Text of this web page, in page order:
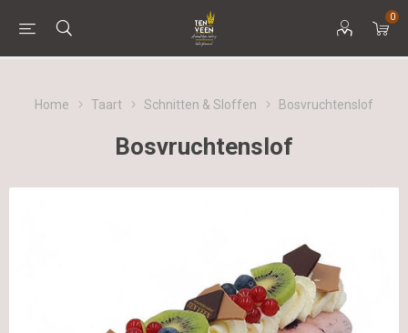
0
Home Taart Schnitten & Sloffen Bosvruchtenslof
Bosvruchtenslof